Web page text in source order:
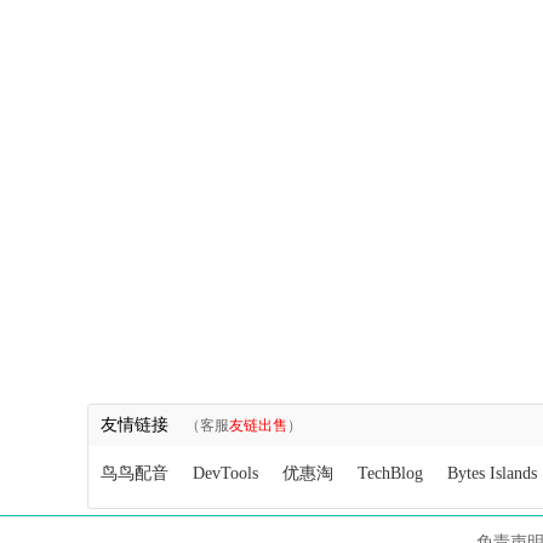
友情链接 （客服友链出售 ）
鸟鸟配音 DevTools 优惠淘 TechBlog Bytes Islands